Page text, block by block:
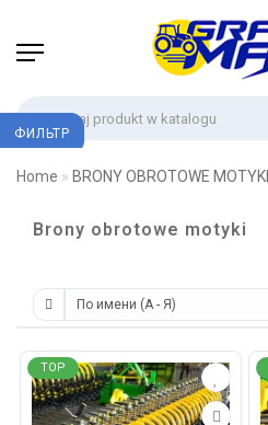
Home BRONY OBROTOWE MOTYKI
Brony obrotowe motyki
TOP
ФИЛЬТР